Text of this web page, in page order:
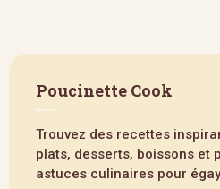
Poucinette Cook
Trouvez des recettes
plats, desserts, boissons et
astuces culinaires pour